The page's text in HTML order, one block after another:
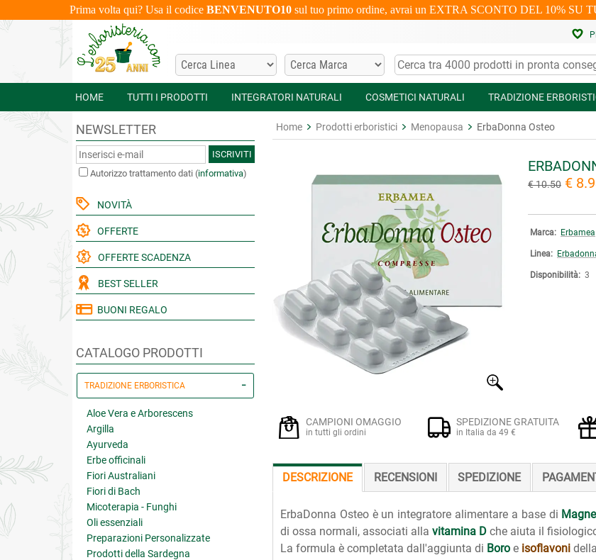
Prima volta qui? Usa il codice BENVENUTO10sul tuo primo ordine, avrai un EXTRA SCONTO DEL 10% SU
HOME TUTTI I PRODOTTI INTEGRATORI NATURALI COSMETICI NATURALI TRADIZIONE
NEWSLETTER
ISCRIVITI
Autorizzo trattamento dati (informativa)
NOVITÀ
OFFERTE
OFFERTE SCADENZA
BEST SELLER
BUONI REGALO
CATALOGO PRODOTTI
TRADIZIONE ERBORISTICA
Aloe Vera e Arborescens
Argilla
Ayurveda
Erbe officinali
Fiori Australiani
Fiori di Bach
Micoterapia - Funghi
Oli essenziali
Preparazioni Personalizzate
Prodotti della Sardegna
Home Prodotti erboristici Menopausa ErbaDonna Osteo
€ 10.50 €
Marca: Erbamea
Linea:
Disponibilità: 3
CAMPIONI OMAGGIO
in tutti gli ordini
SPEDIZIONE GRATUITA
in Italia da 49 €
DESCRIZIONE RECENSIONI SPEDIZIONE
ErbaDonna Osteo è un integratore alimentare a base di
di ossa normali, associati alla vitamina D che aiuta il
La formula è completata dall'aggiunta di Boro e isoflavoni della